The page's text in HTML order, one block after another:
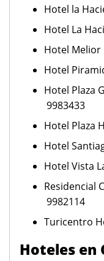
Hotel la
Hotel La
Hotel
Hotel
Hotel Plaza
9983433
Hotel
Hotel
Hotel Vista
Residencial
9982114
Turicentro
Hoteles en